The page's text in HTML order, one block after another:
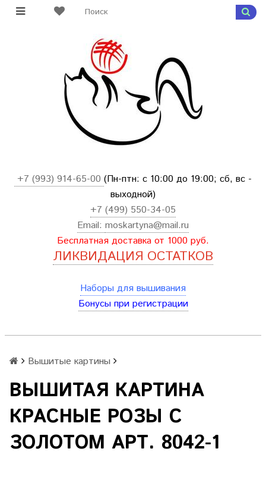
+7 (993) 914-65-00 (Пн-птн: с 10:00 до 19:00; сб, вс -
выходной)
+7 (499) 550-34-05
Email: moskartyna@mail.ru
Бесплатная доставка от 1000 руб.
ЛИКВИДАЦИЯ ОСТАТКОВ
Наборы для вышивания
Бонусы при регистрации
Вышитые картины
ВЫШИТАЯ КАРТИНА
КРАСНЫЕ РОЗЫ С
ЗОЛОТОМ АРТ. 8042-1